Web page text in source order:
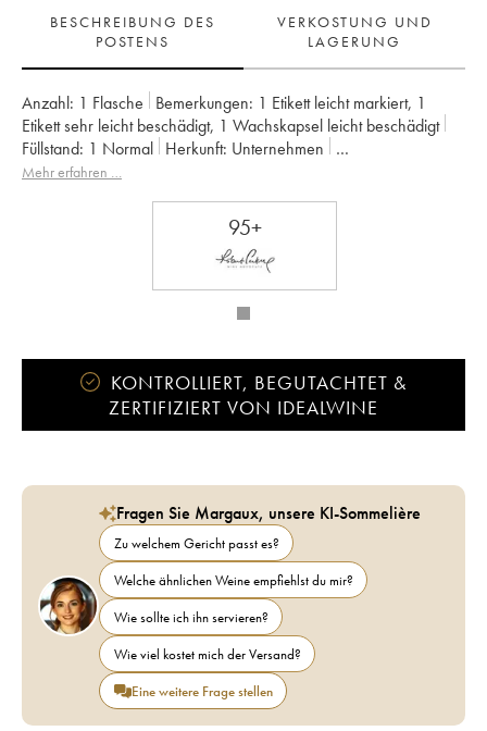
BESCHREIBUNG DES
POSTENS
VERKOSTUNG UND
LAGERUNG
Anzahl: 1 Flasche Bemerkungen: 1 Etikett leicht markiert, 1
Etikett sehr leicht beschädigt, 1 Wachskapsel leicht beschädigt
Füllstand: 1 Normal Herkunft:
unternehmen
Mwst. erstattbar:
Mehr erfahren …
95+
KONTROLLIERT, BEGUTACHTET &
ZERTIFIZIERT VON IDEALWINE
Fragen Sie Margaux, unsere KI-Sommelière
Zu welchem Gericht passt es?
Welche ähnlichen Weine empfiehlst du mir?
Wie sollte ich ihn servieren?
Wie viel kostet mich der Versand?
Eine weitere Frage stellen